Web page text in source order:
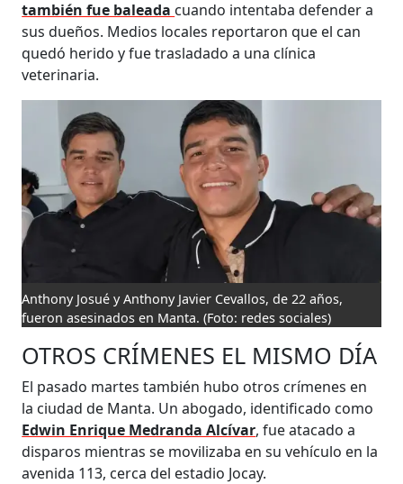
también fue baleada cuando intentaba defender a
sus dueños. Medios locales reportaron que el can
quedó herido y fue trasladado a una clínica
veterinaria.
Anthony Josué y Anthony Javier Cevallos, de 22 años,
fueron asesinados en Manta. (Foto: redes sociales)
OTROS CRÍMENES EL MISMO DÍA
El pasado martes también hubo otros crímenes en
la ciudad de Manta. Un abogado, identificado como
Edwin Enrique Medranda Alcívar, fue atacado a
disparos mientras se movilizaba en su vehículo en la
avenida 113, cerca del estadio Jocay.